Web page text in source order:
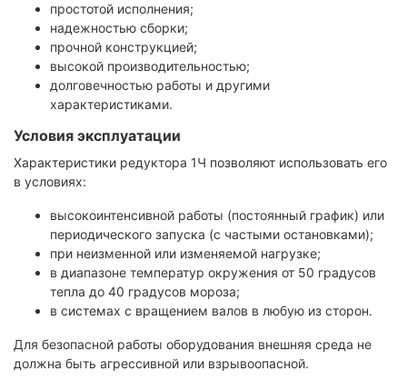
простотой исполнения;
надежностью сборки;
прочной конструкцией;
высокой производительностью;
долговечностью работы и другими
характеристиками.
Условия эксплуатации
Характеристики редуктора 1Ч позволяют использовать его
в условиях:
высокоинтенсивной работы (постоянный график) или
периодического запуска (с частыми остановками);
при неизменной или изменяемой нагрузке;
в диапазоне температур окружения от 50 градусов
тепла до 40 градусов мороза;
в системах с вращением валов в любую из сторон.
Для безопасной работы оборудования внешняя среда не
должна быть агрессивной или взрывоопасной.